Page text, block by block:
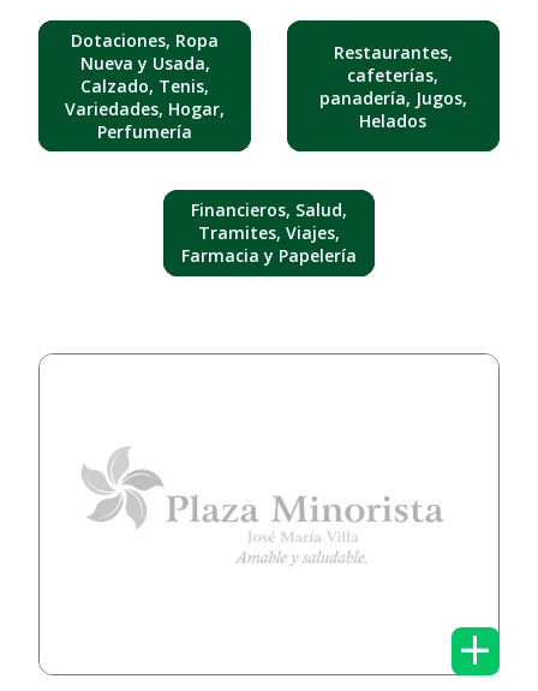
Dotaciones, Ropa
Nueva y Usada,
Calzado, Tenis,
Variedades, Hogar,
Perfumería
Restaurantes,
cafeterías,
panadería, Jugos,
Helados
Financieros, Salud,
Tramites, Viajes,
Farmacia y Papelería
+